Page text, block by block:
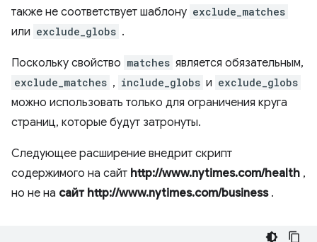
также не соответствует шаблону exclude_matches
или exclude_globs .
Поскольку свойство matches является обязательным,
exclude_matches , include_globs и exclude_globs
можно использовать только для ограничения круга
страниц, которые будут затронуты.
Следующее расширение внедрит скрипт
содержимого на сайт http://www.nytimes.com/health ,
но не на сайт http://www.nytimes.com/business.